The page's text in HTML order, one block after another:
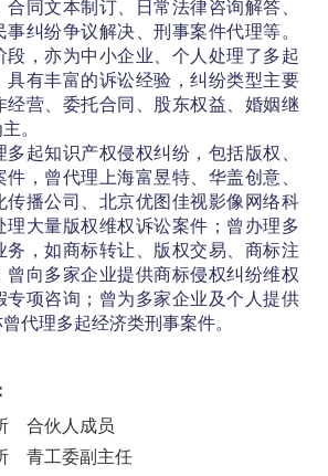
同文本制订、日常法律咨询解答、
纠纷争议解决、刑事案件代理等。
段，亦为中小企业、个人处理了多起
具有丰富的诉讼经验，纠纷类型主要
经营、委托合同、股东权益、婚姻继
。
起知识产权侵权纠纷，包括版权、
，曾代理上海富昱特、华盖创意、
传播公司、北京优图佳视影像网络科
理大量版权维权诉讼案件；曾办理多
务，如商标转让、版权交易、商标注
曾向多家企业提供商标侵权纠纷维权
专项咨询；曾为多家企业及个人提供
代理多起经济类刑事案件。
合伙人成员
青工委副主任